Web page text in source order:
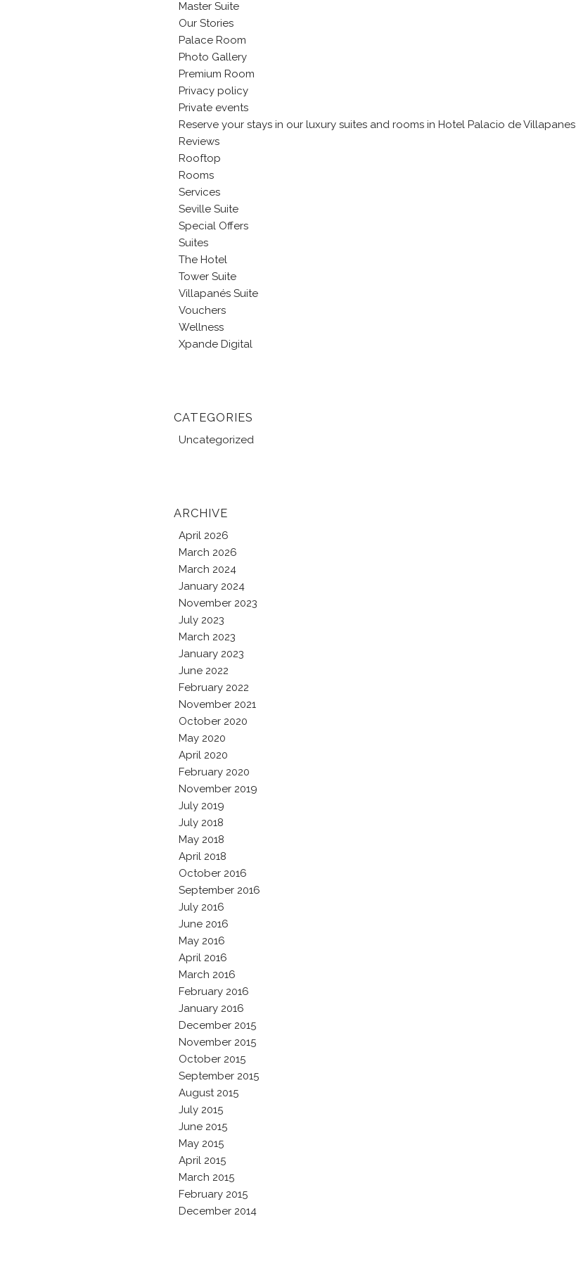
Master Suite
Our Stories
Palace Room
Photo Gallery
Premium Room
Privacy policy
Private events
Reserve your stays in our luxury suites and rooms in Hotel Palacio de Villapanes
Reviews
Rooftop
Rooms
Services
Seville Suite
Special Offers
Suites
The Hotel
Tower Suite
Villapanés Suite
Vouchers
Wellness
Xpande Digital
CATEGORIES
Uncategorized
ARCHIVE
April 2026
March 2026
March 2024
January 2024
November 2023
July 2023
March 2023
January 2023
June 2022
February 2022
November 2021
October 2020
May 2020
April 2020
February 2020
November 2019
July 2019
July 2018
May 2018
April 2018
October 2016
September 2016
July 2016
June 2016
May 2016
April 2016
March 2016
February 2016
January 2016
December 2015
November 2015
October 2015
September 2015
August 2015
July 2015
June 2015
May 2015
April 2015
March 2015
February 2015
December 2014